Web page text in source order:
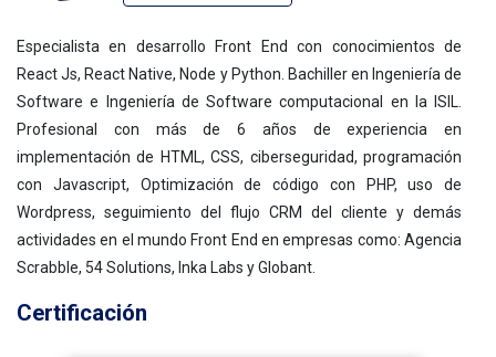
Especialista en desarrollo Front End con conocimientos de
React Js, React Native, Node y Python. Bachiller en Ingeniería de
Software e Ingeniería de Software computacional en la ISIL.
Profesional con más de 6 años de experiencia en
implementación de HTML, CSS, ciberseguridad, programación
con Javascript, Optimización de código con PHP, uso de
Wordpress, seguimiento del flujo CRM del cliente y demás
actividades en el mundo Front End en empresas como: Agencia
Scrabble, 54 Solutions, Inka Labs y Globant.
Certificación